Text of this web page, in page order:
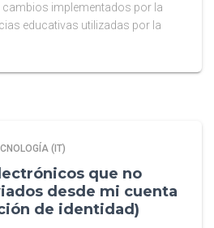
cambios implementados por la
educativas utilizadas por la
(IT)
que no
desde mi cuenta
de identidad)